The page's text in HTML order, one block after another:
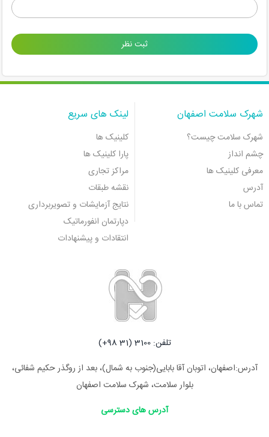
شهرک سلامت اصفهان
شهرک سلامت چیست؟
چشم انداز
معرفی کلینیک ها
آدرس
تماس با ما
لینک های سریع
کلینیک ها
پارا کلینیک ها
مراکز تجاری
نقشه طبقات
نتایج آزمایشات و تصویربرداری
دپارتمان انفورماتیک
انتقادات و پیشنهادات
تلفن: 3100 (31 98+)
آدرس:اصفهان، اتوبان آقا بابایی(جنوب به شمال)، بعد از روگذر حکیم شفائی،
بلوار سلامت، شهرک سلامت اصفهان
آدرس های دسترسی